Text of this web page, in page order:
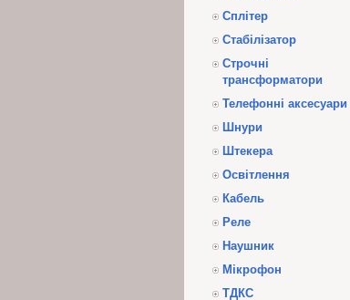
Сплітер
Стабілізатор
Строчні
трансформатори
Телефонні аксесуари
Шнури
Штекера
Освітлення
Кабель
Реле
Наушник
Мікрофон
ТДКС